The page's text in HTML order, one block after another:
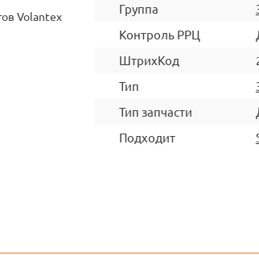
Volantex
Группа
Контроль РРЦ
ШтрихКод
Тип
Тип запчасти
Подходит